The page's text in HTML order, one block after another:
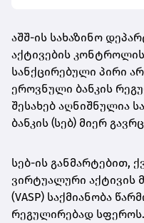
აშშ-ის სახაზინო
აქტივების
სანქცირებული პირი
ეროვნული ბანკის
შესახებ აღნიშნულია
ბანკის (სებ) მიერ
სებ-ის განმარტებით,
ვირტუალური აქტივის
(VASP) საქმიანობა
რეგულირებად